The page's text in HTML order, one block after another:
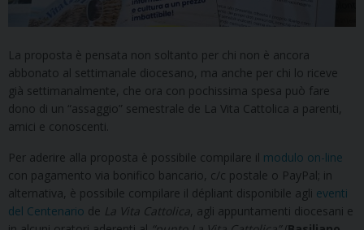
La proposta è pensata non soltanto per chi non è ancora
abbonato al settimanale diocesano, ma anche per chi lo riceve
già settimanalmente, che ora con pochissima spesa può fare
dono di un “assaggio” semestrale de La Vita Cattolica a parenti,
amici e conoscenti.
Per aderire alla proposta è possibile compilare il modulo on-line
con pagamento via bonifico bancario, c/c postale o PayPal; in
alternativa, è possibile compilare il dépliant disponibile agli eventi
del Centenario de La Vita Cattolica, agli appuntamenti diocesani e